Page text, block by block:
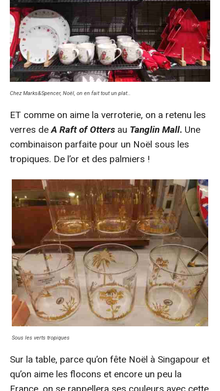
Chez Marks&Spencer, Noël, on en fait tout un plat…
ET comme on aime la verroterie, on a retenu les
verres deA Raft of Otters au Tanglin Mall. Une
combinaison parfaite pour un Noël sous les
tropiques. De l’or et des palmiers !
Sous les verts tropiques
Sur la table, parce qu’on fête Noël à Singapour et
qu’on aime les flocons et encore un peu la
France, on se rappellera ses couleurs avec cette